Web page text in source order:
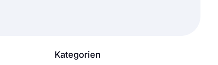
Kategorien